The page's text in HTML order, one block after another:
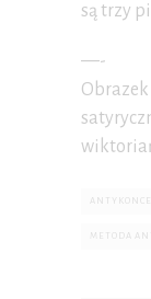
są trzy
—-
METODA